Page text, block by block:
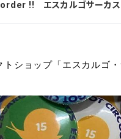
!! エスカルゴサーカス様
ショップ「エスカルゴ